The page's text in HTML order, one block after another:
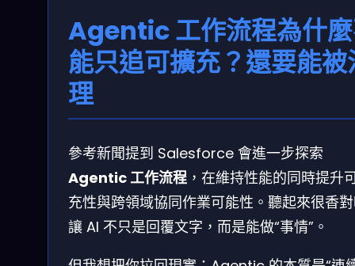
Agentic 工作流程為什
能只追可擴充？還要能被
理
參考新聞提到 Salesforce 會進一步探索
Agentic 工作流程 ，在維持性能的同時提升
充性與跨領域協同作業可能性。聽起來很香
讓 AI 不只是回覆文字，而是能做“事情”。